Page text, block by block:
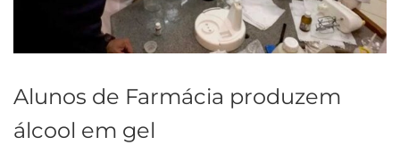
Alunos de Farmácia produzem
álcool em gel